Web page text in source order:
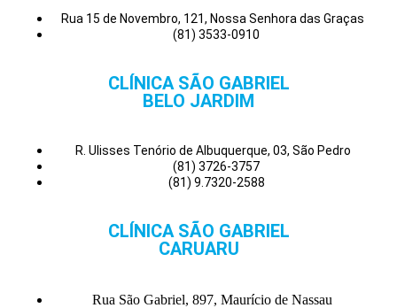
Rua 15 de Novembro, 121, Nossa Senhora das Graças
(81) 3533-0910
CLÍNICA SÃO GABRIEL
BELO JARDIM
R. Ulisses Tenório de Albuquerque, 03, São Pedro
(81) 3726-3757
(81) 9.7320-2588
CLÍNICA SÃO GABRIEL
CARUARU
Rua São Gabriel, 897, Maurício de Nassau